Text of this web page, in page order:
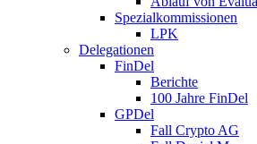
Spezialkommissionen
LPK
Delegationen
FinDel
Berichte
100 Jahre FinDel
GPDel
Fall Crypto AG